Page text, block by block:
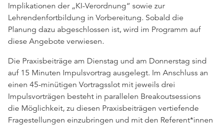
Implikationen der „KI-Verordnung“ sowie zur
Lehrendenfortbildung in Vorbereitung. Sobald die
Planung dazu abgeschlossen ist, wird im Programm auf
diese Angebote verwiesen.
Die Praxisbeiträge am Dienstag und am Donnerstag sind
auf 15 Minuten Impulsvortrag ausgelegt. Im Anschluss an
einen 45-minütigen Vortragsslot mit jeweils drei
Impulsvorträgen besteht in parallelen Breakoutsessions
die Möglichkeit, zu diesen Praxisbeiträgen vertiefende
Fragestellungen einzubringen und mit den Referent*innen